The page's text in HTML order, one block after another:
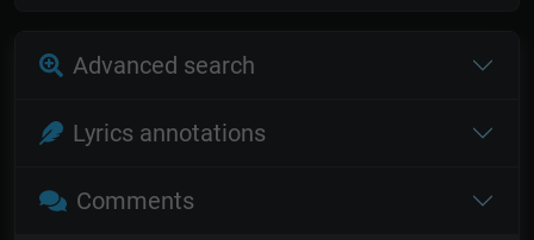
Advanced search
Lyrics annotations
Comments